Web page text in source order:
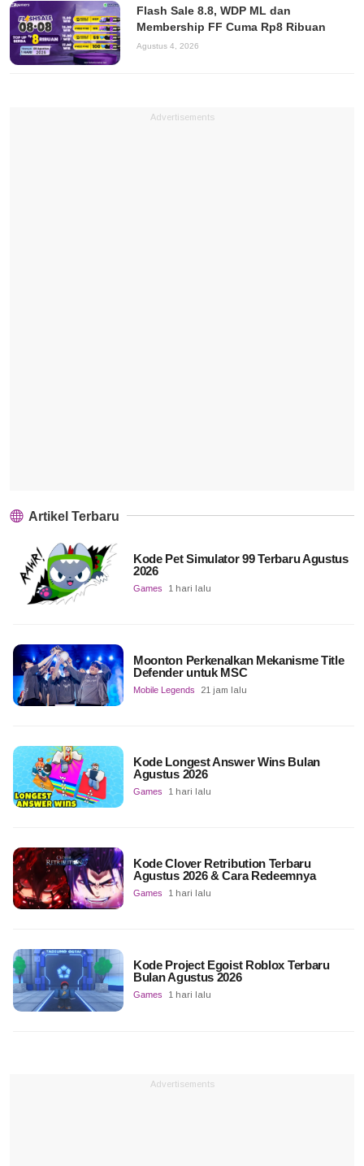
Flash Sale 8.8, WDP ML dan
Membership FF Cuma Rp8 Ribuan
Agustus 4, 2026
Advertisements
Artikel Terbaru
Kode Pet Simulator 99 Terbaru Agustus
2026
Games 1 hari lalu
Moonton Perkenalkan Mekanisme Title
Defender untuk MSC
Mobile Legends 21 jam lalu
Kode Longest Answer Wins Bulan
Agustus 2026
Games 1 hari lalu
Kode Clover Retribution Terbaru
Agustus 2026 & Cara Redeemnya
Games 1 hari lalu
Kode Project Egoist Roblox Terbaru
Bulan Agustus 2026
Games 1 hari lalu
Advertisements